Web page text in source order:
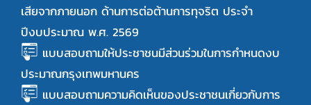
เสียจากภายนอก ด้านการต่อต้านการทุจริต ประจำ
ปีงบประมาณ พ.ศ. 2569
แบบสอบถามให้ประชาชนมีส่วนร่วมในการกำหนดงบ
ประมาณกรุงเทพมหานคร
แบบสอบถามความคิดเห็นของประชาชนเกี่ยวกับการ